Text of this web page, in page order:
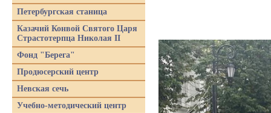
Петербургская станица
Казачий Конвой Святого Царя
Страстотерпца Николая II
Фонд "Берега"
Продюсерский центр
Невская сечь
Учебно-методический центр